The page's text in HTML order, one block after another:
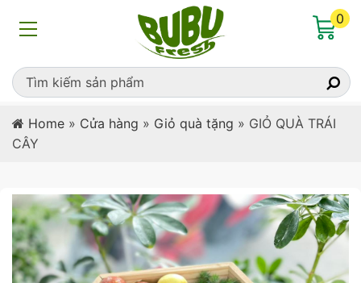
0
Home » Cửa hàng » Giỏ quà tặng » GIỎ QUÀ TRÁI
CÂY